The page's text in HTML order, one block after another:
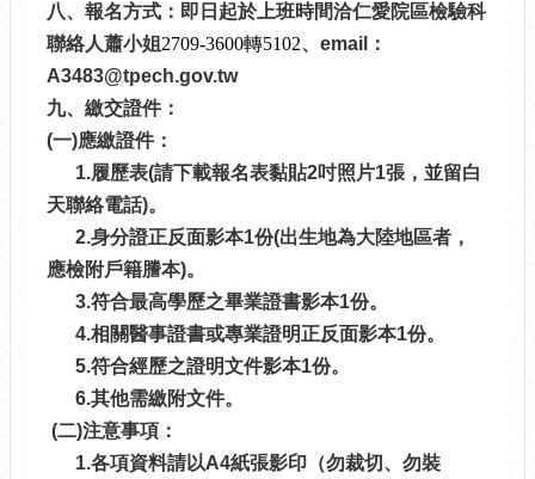
八、報名方式：即日起於上班時間洽仁愛院區檢驗科
聯絡人蕭小姐 2709-3600轉5102、email：
A3483@tpech.gov.tw
九、繳交證件：
(一)應繳證件：
1.履歷表(請下載報名表黏貼2吋照片1張，並留白
天聯絡電話)。
2.身分證正反面影本1份(出生地為大陸地區者，
應檢附戶籍謄本)。
3.符合最高學歷之畢業證書影本1份。
4.相關醫事證書或專業證明正反面影本1份。
5.符合經歷之證明文件影本1份。
6.其他需繳附文件。
(二)注意事項：
1.各項資料請以A4紙張影印（勿裁切、勿裝